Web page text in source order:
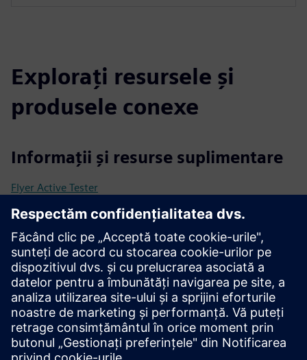
Explorați resursele și
produsele conexe
Informații și resurse suplimentare
Flyer Active Tester
Condiții preliminare
JDK 8 sau mai mare
Browserul Chrome
Borcane de seleniu (open source)
Borcane de castraveți (open source)
Aplicație CD CI (opțional)